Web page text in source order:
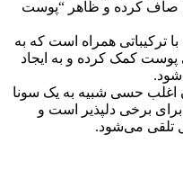
صاف کرده و ظاهر “پوست
با ترکیباتی همراه است که به
کمک کرده و به ایجاد
اغلب حسی شبیه به یک سونا
برخی دلپذیر است و
تلقی می‌شود.